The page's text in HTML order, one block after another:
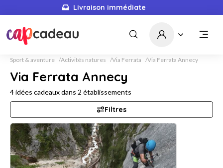
Livraison immédiate
Sport & aventure Activités natures Via Ferrata Via Ferrata Annecy
Via Ferrata Annecy
4idées cadeaux dans 2 établissements
Filtres